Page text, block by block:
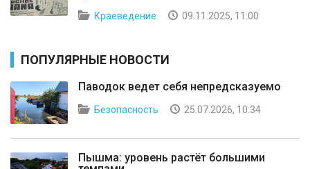
Краеведение 09.11.2025, 11:00
ПОПУЛЯРНЫЕ НОВОСТИ
Паводок ведет себя непредсказуемо
Безопасность 25.07.2026, 10:34
Пышма: уровень растёт большими